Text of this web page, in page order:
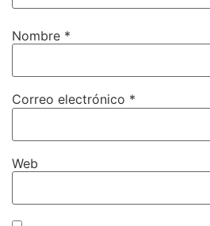
Nombre *
Correo electrónico *
Web